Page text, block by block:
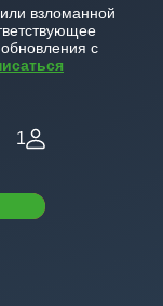
взломанной
с
1